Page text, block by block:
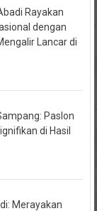
Rayakan
dengan
Lancar di
Paslon
di Hasil
Merayakan